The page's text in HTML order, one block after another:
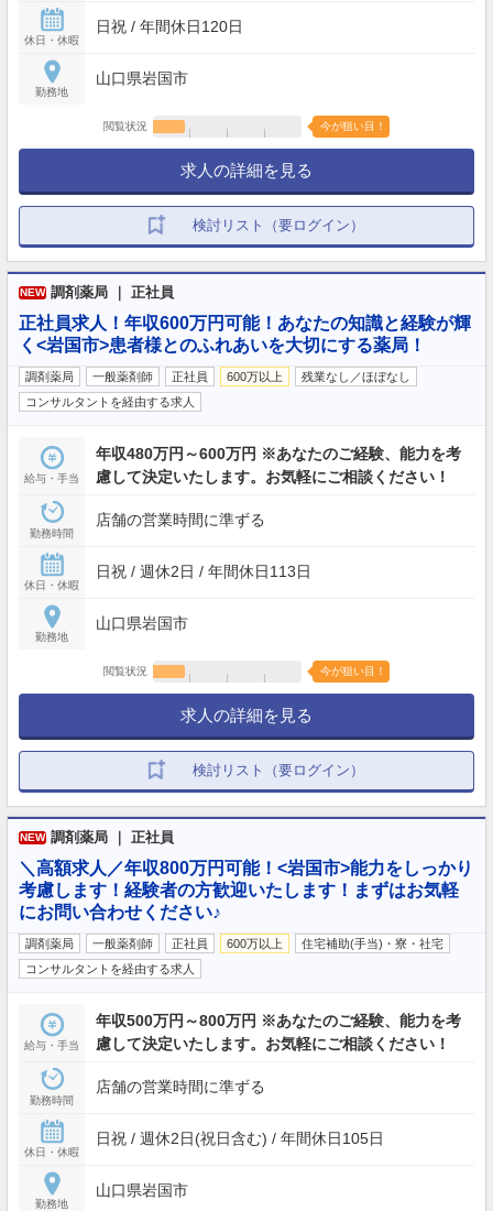
休日・休暇
日祝 / 年間休日120日
勤務地
山口県岩国市
閲覧状況 今が狙い目！
求人の詳細を見る
検討リスト（要ログイン）
NEW 調剤薬局 ｜ 正社員
正社員求人！年収600万円可能！あなたの知識と経験が輝
く<岩国市>患者様とのふれあいを大切にする薬局！
調剤薬局 一般薬剤師 正社員 600万以上
残業なし／ほぼなし
コンサルタントを経由する求人
給与・手当
年収480万円～600万円 ※あなたのご経験、能力を考
慮して決定いたします。お気軽にご相談ください！
勤務時間
店舗の営業時間に準ずる
休日・休暇
日祝 / 週休2日 / 年間休日113日
勤務地
山口県岩国市
閲覧状況 今が狙い目！
求人の詳細を見る
検討リスト（要ログイン）
NEW 調剤薬局 ｜ 正社員
＼高額求人／年収800万円可能！<岩国市>能力をしっかり
考慮します！経験者の方歓迎いたします！まずはお気軽
にお問い合わせください♪
調剤薬局 一般薬剤師 正社員 600万以上
住宅補助(手当)・寮・社宅
コンサルタントを経由する求人
給与・手当
年収500万円～800万円 ※あなたのご経験、能力を考
慮して決定いたします。お気軽にご相談ください！
勤務時間
店舗の営業時間に準ずる
休日・休暇
日祝 / 週休2日(祝日含む) / 年間休日105日
勤務地
山口県岩国市